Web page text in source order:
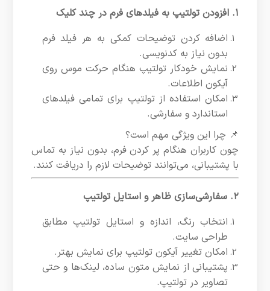
۱. افزودن تولتیپ به فیلدهای فرم در چند کلیک
اضافه کردن توضیحات کمکی به هر فیلد فرم
بدون نیاز به کدنویسی.
نمایش خودکار تولتیپ هنگام حرکت موس روی
آیکون اطلاعات.
امکان استفاده از تولتیپ برای تمامی فیلدهای
استاندارد و سفارشی.
📌 چرا این ویژگی مهم است؟
چون کاربران هنگام پر کردن فرم، بدون نیاز به تماس
با پشتیبانی، می‌توانند توضیحات لازم را دریافت کنند.
۲. سفارشی‌سازی ظاهر و استایل تولتیپ
انتخاب رنگ، اندازه و استایل تولتیپ مطابق
طراحی سایت.
امکان تغییر آیکون تولتیپ برای نمایش بهتر.
پشتیبانی از نمایش متون ساده، لینک‌ها و حتی
تصاویر در تولتیپ.